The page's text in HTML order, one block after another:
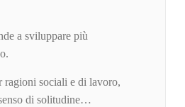
a sviluppare più
ragioni sociali e di lavoro,
di solitudine…